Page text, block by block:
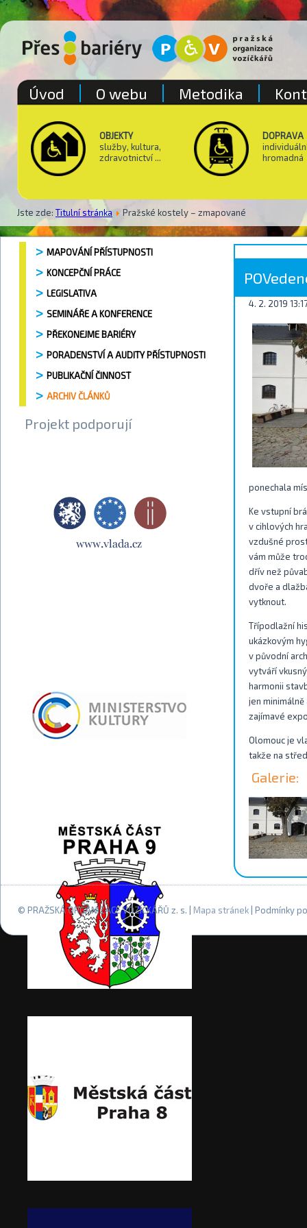
OBJEKTY
služby, kultura,
zdravotnictví ...
DOPRAVA
hromadná
Jste zde: Titulní stránka Pražské kostely – zmapované
Úvod O webu Metodika
MAPOVÁNÍ PŘÍSTUPNOSTI
KONCEPČNÍ PRÁCE
LEGISLATIVA
SEMINÁŘE A KONFERENCE
PŘEKONEJME BARIÉRY
PORADENSTVÍ A AUDITY PŘÍSTUPNOSTI
PUBLIKAČNÍ ČINNOST
ARCHIV ČLÁNKŮ
Projekt podporují
4. 2. 2019
ponechala
Ke vstupní
v cihlových
vzdušné
vám může
dřív než
dvoře a
vytknout.
Třípodlažní
ukázkovým
v původní
vytváří
harmonii
jen
zajímavé
Olomouc je
takže na
Galerie:
© PRAŽSKÁ ORGANIZACE VOZÍČKÁŘŮ z. s. | Mapa stránek | Podmínky